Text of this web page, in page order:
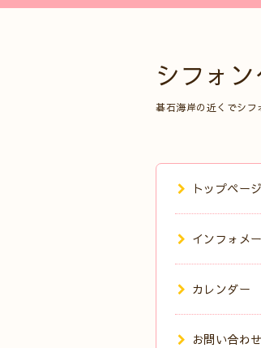
シフォ
碁石海岸の近くでシ
トップページ
インフォメ
カレンダー
お問い合わせ